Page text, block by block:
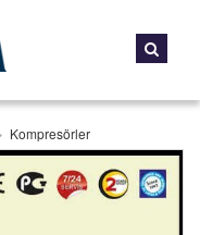
Kompresörler